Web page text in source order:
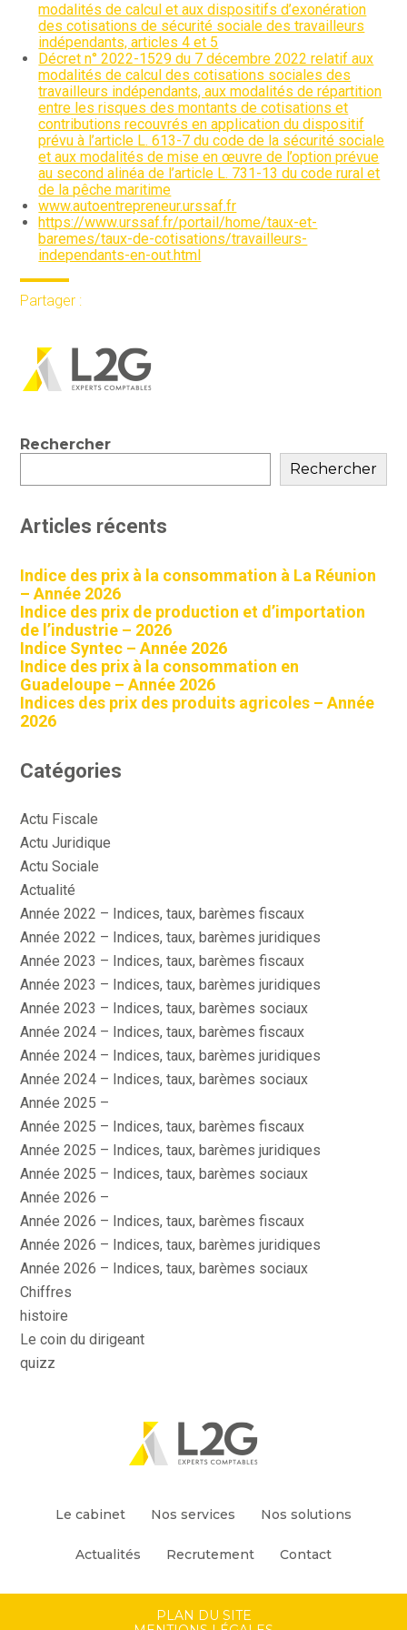
Aller
au
modalités de calcul et aux dispositifs d’exonération
des cotisations de sécurité sociale des travailleurs
indépendants, articles 4 et 5
Décret n° 2022-1529 du 7 décembre 2022 relatif aux
modalités de calcul des cotisations sociales des
travailleurs indépendants, aux modalités de répartition
entre les risques des montants de cotisations et
contributions recouvrés en application du dispositif
prévu à l’article L. 613-7 du code de la sécurité sociale
et aux modalités de mise en œuvre de l’option prévue
au second alinéa de l’article L. 731-13 du code rural et
de la pêche maritime
www.autoentrepreneur.urssaf.fr
https://www.urssaf.fr/portail/home/taux-et-
baremes/taux-de-cotisations/travailleurs-
independants-en-out.html
Partager :
FaceBook
TwitterLinkedIn
Blog
Rechercher
Rechercher
Articles récents
Indice des prix à la consommation à La Réunion
– Année 2026
Indice des prix de production et d’importation
de l’industrie – 2026
Indice Syntec – Année 2026
Indice des prix à la consommation en
Guadeloupe – Année 2026
Indices des prix des produits agricoles – Année
2026
Catégories
Actu Fiscale
Actu Juridique
Actu Sociale
Actualité
Année 2022 – Indices, taux, barèmes fiscaux
Année 2022 – Indices, taux, barèmes juridiques
Année 2023 – Indices, taux, barèmes fiscaux
Année 2023 – Indices, taux, barèmes juridiques
Année 2023 – Indices, taux, barèmes sociaux
Année 2024 – Indices, taux, barèmes fiscaux
Année 2024 – Indices, taux, barèmes juridiques
Année 2024 – Indices, taux, barèmes sociaux
Année 2025 –
Année 2025 – Indices, taux, barèmes fiscaux
Année 2025 – Indices, taux, barèmes juridiques
Année 2025 – Indices, taux, barèmes sociaux
Année 2026 –
Année 2026 – Indices, taux, barèmes fiscaux
Année 2026 – Indices, taux, barèmes juridiques
Année 2026 – Indices, taux, barèmes sociaux
Chiffres
histoire
Le coin du dirigeant
quizz
FooterLe cabinet Nos services Nos solutions
Actualités Recrutement Contact
PLAN DU SITE